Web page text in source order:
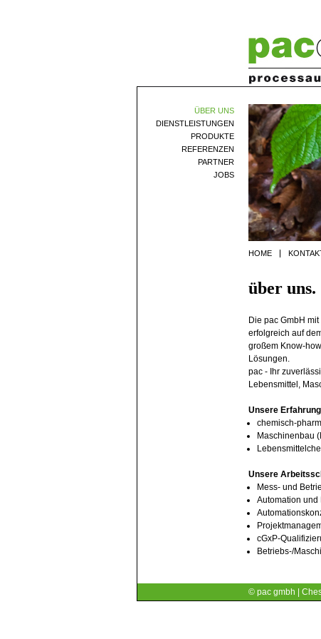
HOME
über uns.
Die pac GmbH
erfolgreich auf
großem Know-
Lösungen.
pac - Ihr
Lebensmittel,
Unsere
chemisch-
Maschinenbau
Unsere
Mess- und
Automation und
cGxP-
Betriebs-/
ÜBER UNS
DIENSTLEISTUNGEN
PRODUKTE
REFERENZEN
PARTNER
JOBS
© pac gmbh |